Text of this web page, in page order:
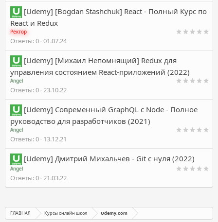
[Udemy] [Bogdan Stashchuk] React - Полный Курс по
React и Redux
Ректор
Ответы 0 01.07.24
[Udemy] [Михаил Непомнящий] Redux для
управления состоянием React-приложений (2022)
Angel
Ответы 0 23.10.22
[Udemy] Современный GraphQL с Node - Полное
руководство для разработчиков (2021)
Angel
Ответы 0 13.12.21
[Udemy] Дмитрий Михальчев - Git с нуля (2022)
Angel
Ответы 0 21.03.22
ГЛАВНАЯ Курсы онлайн школ Udemy.com